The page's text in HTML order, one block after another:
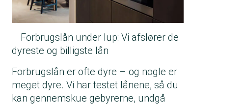
Forbrugslån under lup: Vi afslører de
dyreste og billigste lån
Forbrugslån er ofte dyre – og nogle er
meget dyre. Vi har testet lånene, så du
kan gennemskue gebyrerne, undgå